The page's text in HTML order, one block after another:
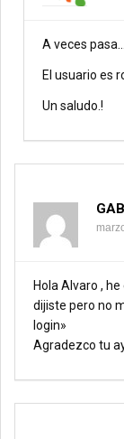
A veces pasa…
El usuario es
Un saludo.!
Hola Alvaro ,
dijiste pero no
login»
Agradezco tu